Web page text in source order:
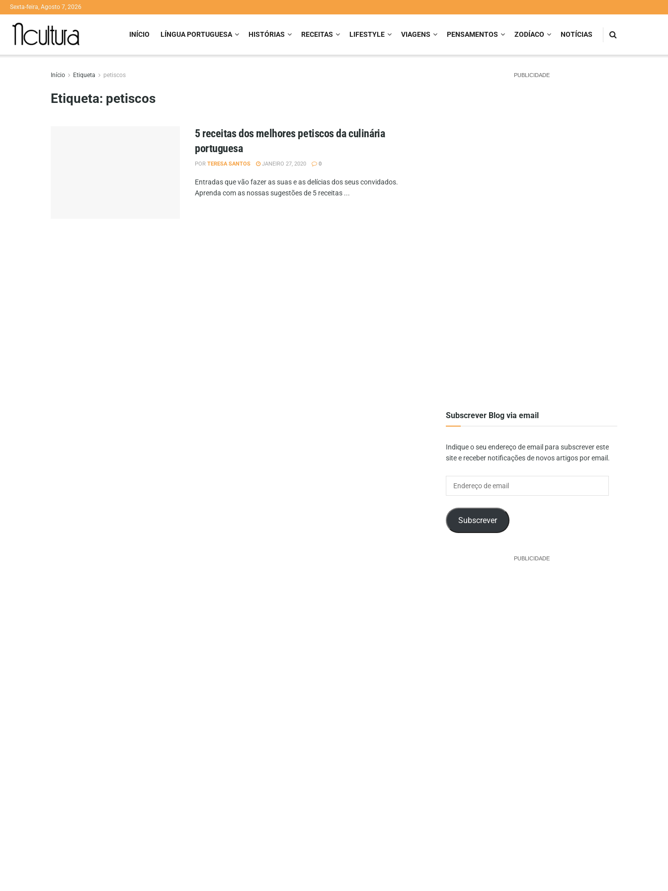
Sexta-feira, Agosto 7, 2026
INÍCIO LÍNGUA PORTUGUESA HISTÓRIAS RECEITAS LIFESTYLE VIAGENS PENSAMENTOS ZODÍACO NOTÍCIAS
Início Etiqueta petiscos
Etiqueta: petiscos
5 receitas dos melhores petiscos da culinária
portuguesa
POR TERESA SANTOS JANEIRO 27, 2020 0
Entradas que vão fazer as suas e as delícias dos seus convidados.
Aprenda com as nossas sugestões de 5 receitas ...
PUBLICIDADE
Subscrever Blog via email
Indique o seu endereço de email para subscrever este
site e receber notificações de novos artigos por email.
Subscrever
PUBLICIDADE